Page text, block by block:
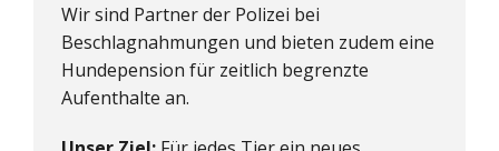
Wir sind Partner der Polizei bei
Beschlagnahmungen und bieten zudem eine
Hundepension für zeitlich begrenzte
Aufenthalte an.